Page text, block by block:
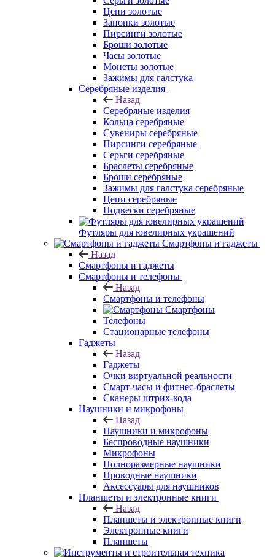
Цепи золотые
Запонки золотые
Пирсинги золотые
Броши золотые
Часы золотые
Монеты золотые
Зажимы для галстука
Серебряные изделия
Назад
Серебряные изделия
Кольца серебряные
Сувениры серебряные
Пирсинги серебряные
Серьги серебряные
Браслеты серебряные
Броши серебряные
Зажимы для галстука серебряные
Цепи серебряные
Подвески серебряные
Футляры для ювелирных украшений
Смартфоны и гаджеты
Назад
Смартфоны и гаджеты
Смартфоны и телефоны
Назад
Смартфоны и телефоны
Смартфоны
Телефоны
Стационарные телефоны
Гаджеты
Назад
Гаджеты
Очки виртуальной реальности
Смарт-часы и фитнес-браслеты
Сканеры штрих-кода
Наушники и микрофоны
Назад
Наушники и микрофоны
Беспроводные наушники
Микрофоны
Полноразмерные наушники
Проводные наушники
Аксессуары для наушников
Планшеты и электронные книги
Назад
Планшеты и электронные книги
Электронные книги
Планшеты